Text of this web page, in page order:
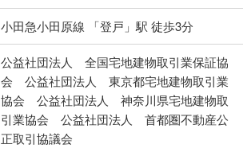
小田急小田原線 「登戸」駅 徒歩3分
公益社団法人 全国宅地建物取引業保証協
会 公益社団法人 東京都宅地建物取引業
協会 公益社団法人 神奈川県宅地建物取
引業協会 公益社団法人 首都圏不動産公
正取引協議会